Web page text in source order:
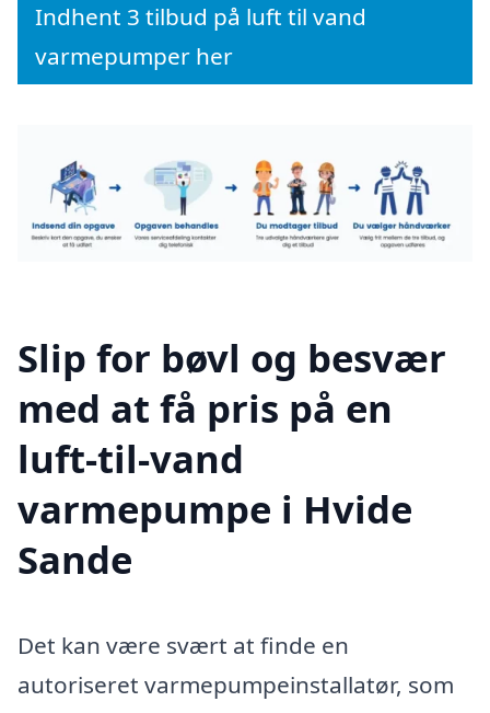
Indhent 3 tilbud på luft til vand
varmepumper her
Slip for bøvl og besvær
med at få pris på en
luft-til-vand
varmepumpe i Hvide
Sande
Det kan være svært at finde en
autoriseret varmepumpeinstallatør, som